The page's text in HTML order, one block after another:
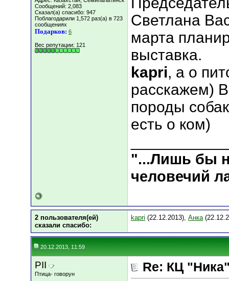
Сообщений: 2,083
Сказал(а) спасибо: 947
Поблагодарили 1,572 раз(а) в 723
сообщениях
Подарков: 6
Вес репутации: 121
Светлана
марта
выставка.
kapri, а о
расскажем)
породы
есть о ком)
"...Лишь бы
человечий
2 пользователя(ей)
сказали cпасибо:
kapri (22.12.2013), Анка
20.12.2013, 11:59
PII
Птица- говорун Re: КЦ